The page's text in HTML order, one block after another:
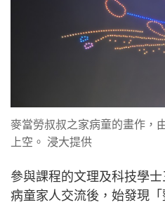
麥當勞叔叔之家病童的畫作，
上空。 浸大提供
參與課程的文理及科技學
病童家人交流後，始發現